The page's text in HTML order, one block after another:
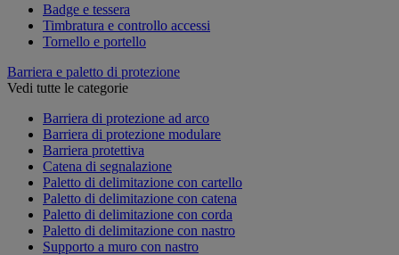
Badge e tessera
Timbratura e controllo accessi
Tornello e portello
Barriera e paletto di protezione
Vedi tutte le categorie
Barriera di protezione ad arco
Barriera di protezione modulare
Barriera protettiva
Catena di segnalazione
Paletto di delimitazione con cartello
Paletto di delimitazione con catena
Paletto di delimitazione con corda
Paletto di delimitazione con nastro
Supporto a muro con nastro